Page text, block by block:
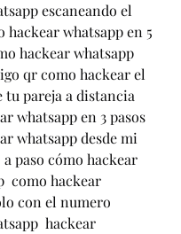
escaneando el
hackear whatsapp en 5
hackear whatsapp
qr como hackear el
tu pareja a distancia
whatsapp en 3 pasos
whatsapp desde mi
paso cómo hackear
como hackear
con el numero
hackear